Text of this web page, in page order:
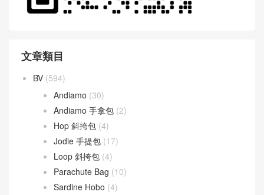
文章類目
BV (594)
Andiamo (30)
Andiamo 手拿包 (2)
Hop 斜挎包 (4)
Jodie 手提包 (17)
Loop 斜挎包 (4)
Parachute Bag (10)
Sardine Hobo (4)